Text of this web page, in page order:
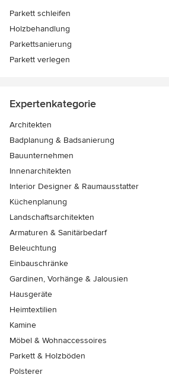
Parkett schleifen
Holzbehandlung
Parkettsanierung
Parkett verlegen
Expertenkategorie
Architekten
Badplanung & Badsanierung
Bauunternehmen
Innenarchitekten
Interior Designer & Raumausstatter
Küchenplanung
Landschaftsarchitekten
Armaturen & Sanitärbedarf
Beleuchtung
Einbauschränke
Gardinen, Vorhänge & Jalousien
Hausgeräte
Heimtextilien
Kamine
Möbel & Wohnaccessoires
Parkett & Holzböden
Polsterer